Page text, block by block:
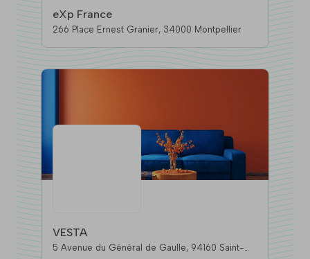
eXp France
266 Place Ernest Granier, 34000 Montpellier
VESTA
5 Avenue du Général de Gaulle, 94160 Saint-